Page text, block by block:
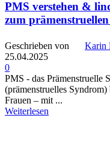
PMS verstehen &
zum
Geschrieben von
Karin
25.04.2025
0
PMS - das Prämenstruelle
(prämenstruelles
Frauen – mit ...
Weiterlesen